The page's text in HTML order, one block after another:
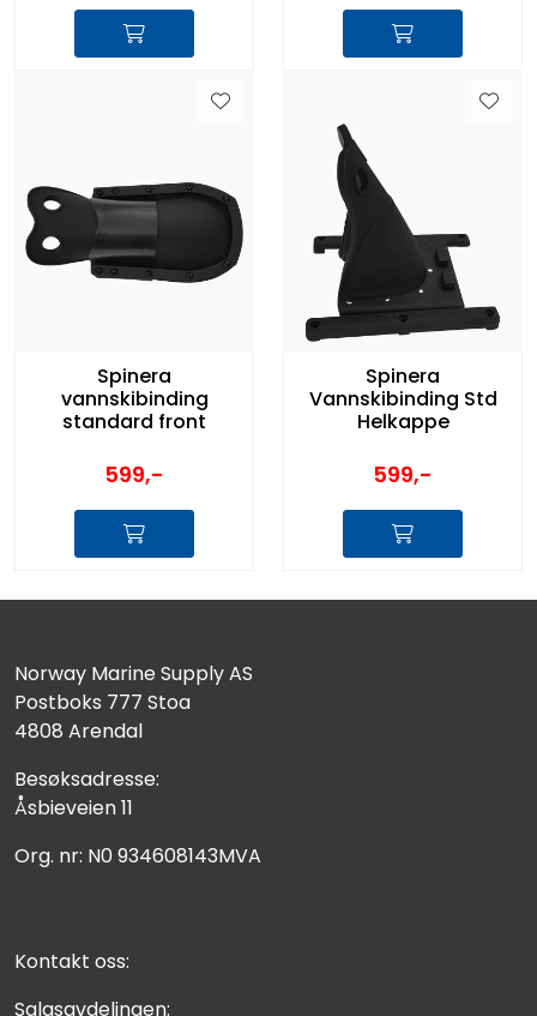
Spinera
vannskibinding
standard front
599,-
Spinera
Vannskibinding Std
Helkappe
599,-
Norway Marine Supply AS
Postboks 777 Stoa
4808 Arendal
Besøksadresse:
Åsbieveien 11
Org. nr: N0 934608143MVA
Kontakt oss:
Salgsavdelingen: